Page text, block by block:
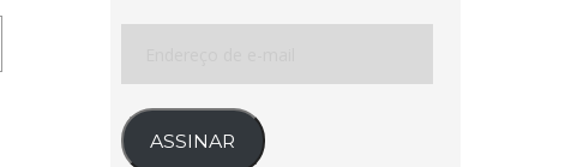
e-
mail
ASSINAR